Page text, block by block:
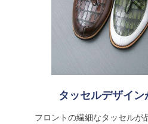
タッセルデザイン
フロントの繊細なタッセルが